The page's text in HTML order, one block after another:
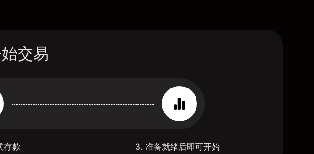
交易
存款 3. 准备就绪后即可开始